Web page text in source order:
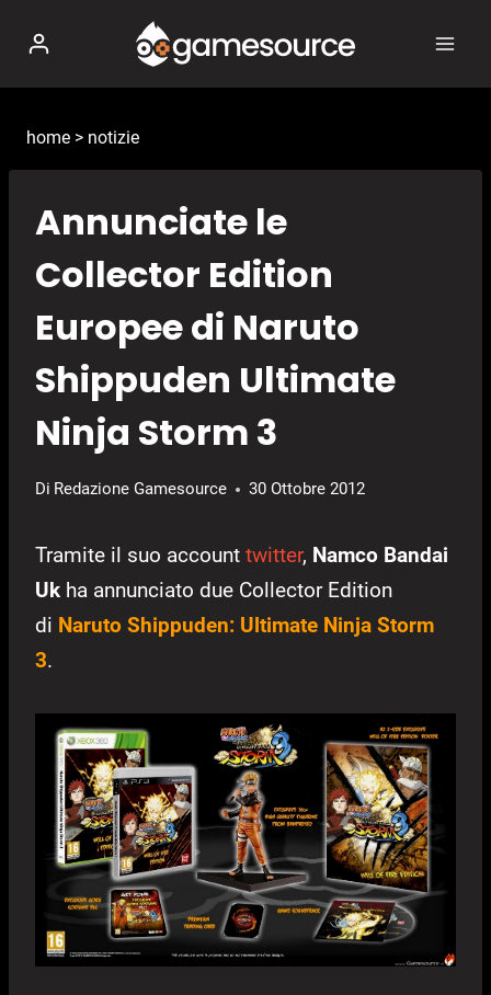
contenuto
home > notizie
Annunciate le
Collector Edition
Europee di Naruto
Shippuden Ultimate
Ninja Storm 3
Di Redazione Gamesource 30 Ottobre 2012
Tramite il suo account twitter, Namco Bandai
Uk ha annunciato due Collector Edition
di Naruto Shippuden: Ultimate Ninja Storm
3.